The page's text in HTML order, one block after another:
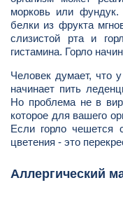
морковь или фундук.
белки из фрукта
слизистой рта и
гистамина. Горло
Человек думает, что
начинает пить
Но проблема не в
которое для вашего
Если горло чешется
цветения - это
Аллергический